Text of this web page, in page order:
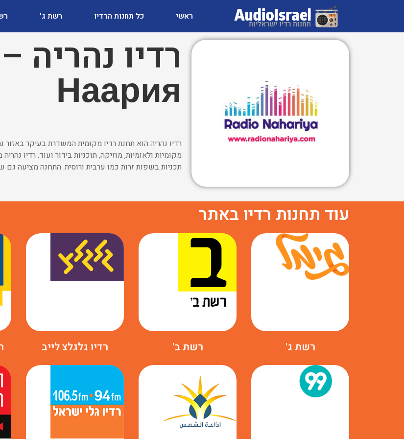
ראשי כל תחנות הרדיו רשת ג'
Наария
רדיו נהריה הוא תחנת רדיו מקומית המשדרת בעיקר באזור
מקומיות ולאומיות, מוזיקה, תוכניות בידור ועוד. רדיו
תכניות בשפות זרות כמו ערבית ורוסית. התחנה מציעה גם
עוד תחנות רדיו באתר
רשת ג' רשת ב' רדיו גלגלצ לייב